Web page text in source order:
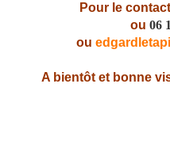
Pour le
ou 06
ou
A bientôt et bonne